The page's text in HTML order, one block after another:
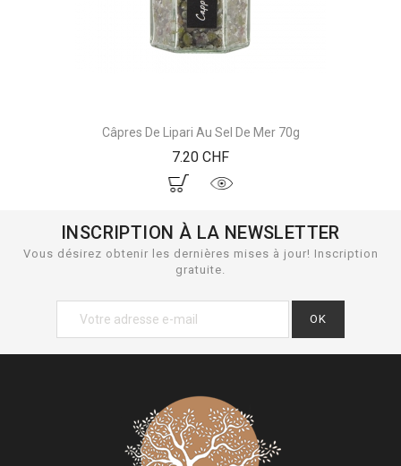
Câpres De Lipari Au Sel De Mer 70g
7.20 CHFPrix
INSCRIPTION À LA NEWSLETTER
Vous désirez obtenir les dernières mises à jour! Inscription
gratuite.